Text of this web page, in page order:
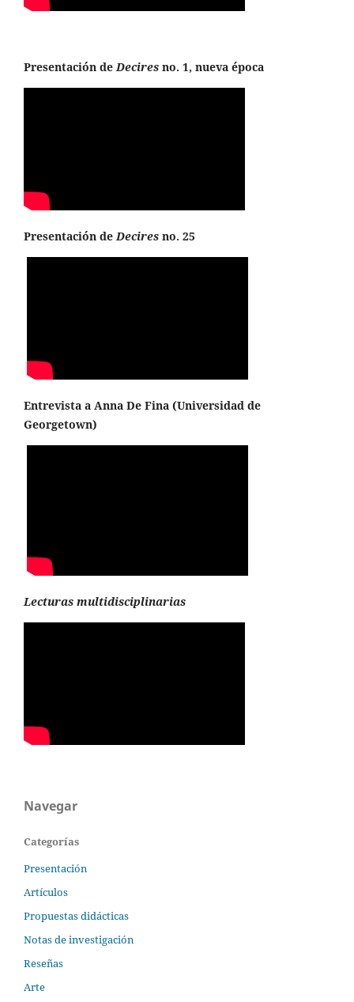
Presentación deDecires no. 1, nueva época
Presentación deDecires no. 25
Entrevista a Anna De Fina (Universidad de
Georgetown)
Lecturas multidisciplinarias
Navegar
Categorías
Presentación
Artículos
Propuestas didácticas
Notas de investigación
Reseñas
Arte